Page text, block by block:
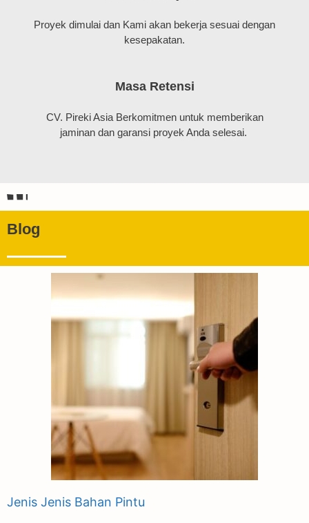
Proyek dimulai dan Kami akan bekerja sesuai dengan
kesepakatan.
Masa Retensi
CV. Pireki Asia Berkomitmen untuk memberikan
jaminan dan garansi proyek Anda selesai.
Blog
Jenis Jenis Bahan Pintu